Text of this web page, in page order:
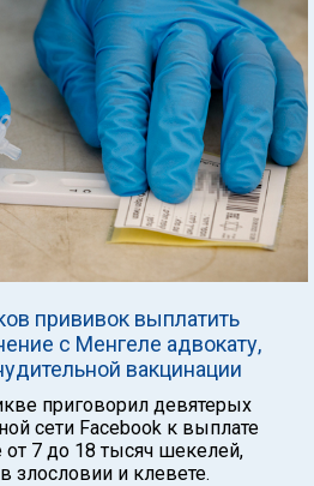
прививок выплатить
с Менгеле адвокату,
вакцинации
приговорил девятерых
сети Facebook к выплате
7 до 18 тысяч шекелей,
злословии и клевете.